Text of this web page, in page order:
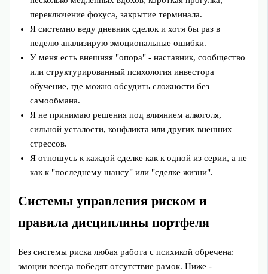
переключение фокуса, закрытие терминала.
Я системно веду дневник сделок и хотя бы раз в
неделю анализирую эмоциональные ошибки.
У меня есть внешняя "опора" - наставник, сообщество
или структурированный психология инвестора
обучение, где можно обсудить сложности без
самообмана.
Я не принимаю решения под влиянием алкоголя,
сильной усталости, конфликта или других внешних
стрессов.
Я отношусь к каждой сделке как к одной из серии, а не
как к "последнему шансу" или "сделке жизни".
Системы управления риском и
правила дисциплины портфеля
Без системы риска любая работа с психикой обречена:
эмоции всегда победят отсутствие рамок. Ниже -